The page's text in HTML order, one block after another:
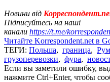
Новини від
Підписуйтесь на наші
канали https://t.me/
Читайте Korrespondent.net в
ТЕГИ: Польша, граница,
грузоперевозки, фура,
Если вы заметили ошибку,
нажмите Ctrl+Enter, чтобы